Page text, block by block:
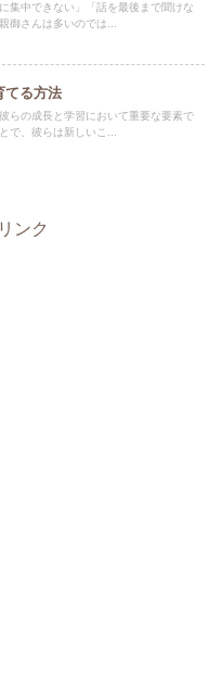
集中できない」「話を最後まで聞けな
御さんは多いのでは...
てる方法
らの成長と学習において重要な要素で
で、彼らは新しいこ...
ンク